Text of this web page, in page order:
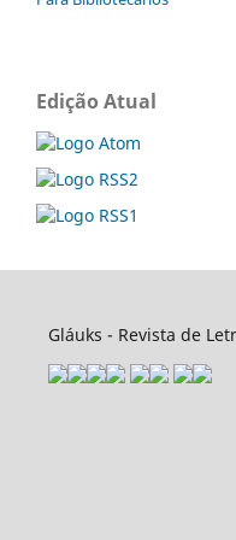
Edição Atual
Gláuks - Revista de